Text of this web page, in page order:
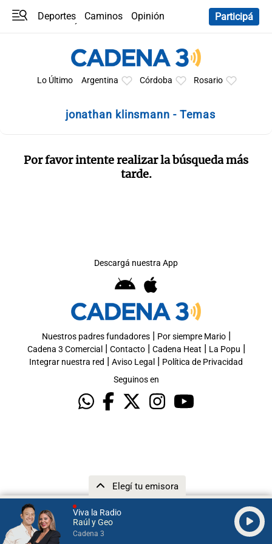
Viva la Radio
Raúl y Geo
Cadena 3
Elegí tu emisora
Deportes Caminos
Opinión
Participá
Lo Último Argentina Córdoba Rosario
jonathan klinsmann - Temas
Por favor intente realizar la búsqueda más
tarde.
Descargá nuestra App
Nuestros padres fundadores| Por siempre Mario|
Cadena 3 Comercial | Contacto| Cadena Heat | La Popu |
Integrar nuestra red | Aviso Legal | Política de Privacidad
Seguinos en